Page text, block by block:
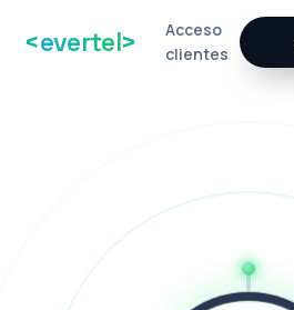
<evertel>
Acceso
clientes